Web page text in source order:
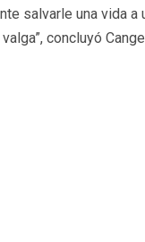
salvarle una vida a
concluyó